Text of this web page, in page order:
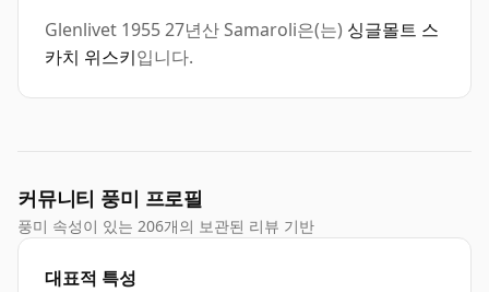
Glenlivet 1955 27년산 Samaroli은(는) 싱글몰트 스
카치 위스키입니다.
커뮤니티 풍미 프로필
풍미 속성이 있는 206개의 보관된 리뷰 기반
대표적 특성